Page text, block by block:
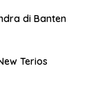
di Banten
Terios